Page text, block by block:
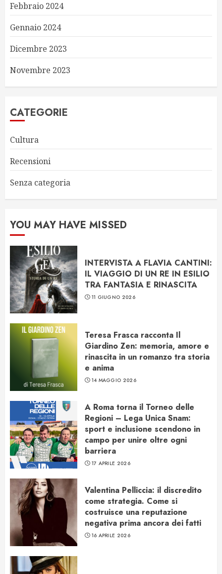
Febbraio 2024
Gennaio 2024
Dicembre 2023
Novembre 2023
CATEGORIE
Cultura
Recensioni
Senza categoria
YOU MAY HAVE MISSED
INTERVISTA A FLAVIA CANTINI:
IL VIAGGIO DI UN RE IN ESILIO
TRA FANTASIA E RINASCITA
11 GIUGNO 2026
Teresa Frasca racconta Il
Giardino Zen: memoria, amore e
rinascita in un romanzo tra storia
e anima
14 MAGGIO 2026
A Roma torna il Torneo delle
Regioni – Lega Unica Snam:
sport e inclusione scendono in
campo per unire oltre ogni
barriera
17 APRILE 2026
Valentina Pelliccia: il discredito
come strategia. Come si
costruisce una reputazione
negativa prima ancora dei fatti
16 APRILE 2026